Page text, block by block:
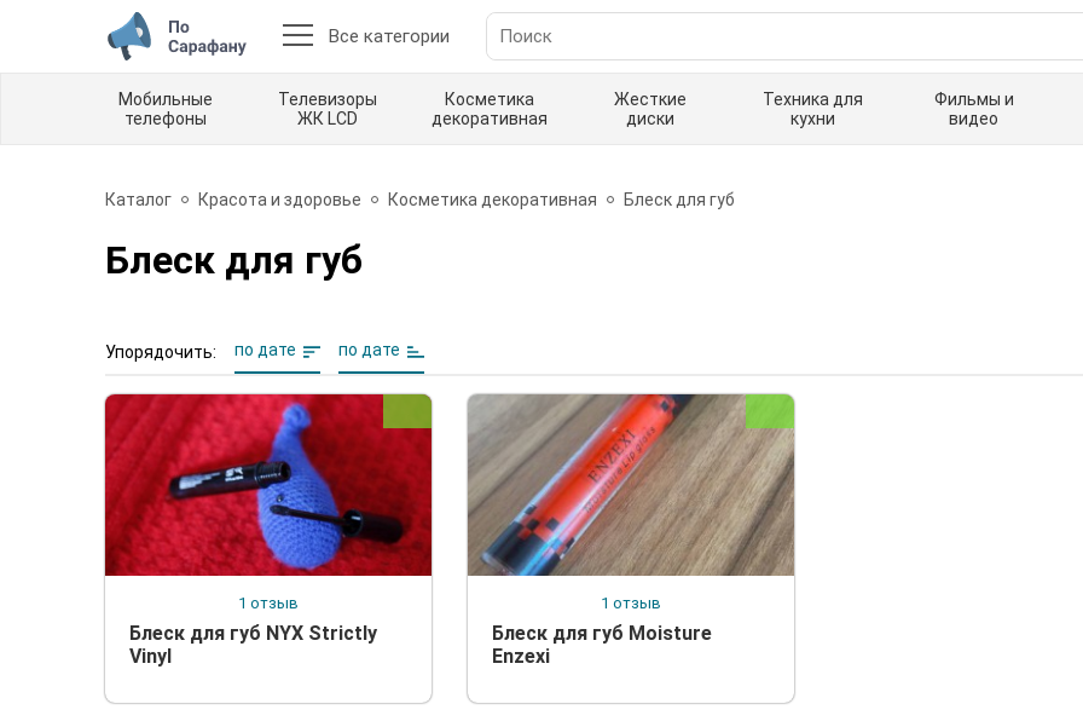
Все категории
Мобильные
телефоны
Телевизоры
ЖК LCD
Косметика
декоративная
Жесткие
диски
Техника для
кухни
Фильмы и
видео
Каталог Красота и здоровье Косметика декоративная Блеск для губ
Блеск для губ
Упорядочить: по дате по дате
1 отзыв
Блеск для губ NYX Strictly
Vinyl
1 отзыв
Блеск для губ Moisture
Enzexi